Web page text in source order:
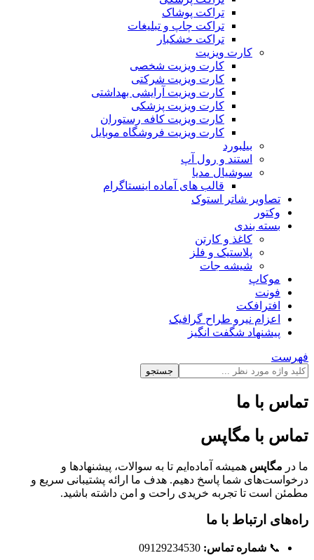
تراکت پوشاک
تراکت چاپ و تبلیغات
تراکت خشکبار
کارت ویزیت
کارت ویزیت شخصی
کارت ویزیت شرکتی
کارت ویزیت آرایشی بهداشتی
کارت ویزیت پزشکی
کارت ویزیت کافه رستوران
کارت ویزیت فروشگاه موبایل
بیلبورد
استند و رول آپ
سوشیال مدیا
قالب های آماده اینستاگرام
تصاویر شاتر استوک
وکتور
بسته بندی
کاغذ و کارتن
پلاستیک و فلز
شیشه جات
موکاپ
فونت
افترافکت
اعزام نیرو طراح گرافیک
پیشنهاد شگفت انگیز
فهرست
جستجو
تماس با ما
تماس با مگاپس
ما در مگاپس همیشه آماده‌ایم تا به سوالات، پیشنهادها و
درخواست‌های شما پاسخ دهیم. هدف ما ارائه پشتیبانی سریع و
مطمئن است تا تجربه خریدی راحت و امن داشته باشید.
راه‌های ارتباط با ما
📞 شماره تماس: